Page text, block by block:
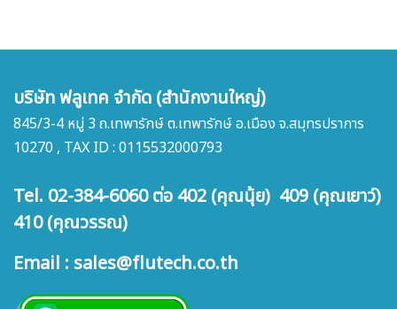
บริษัท ฟลูเทค จำกัด (สำนักงานใหญ่)
845/3-4 หมู่ 3 ถ.เทพารักษ์ ต.เทพารักษ์ อ.เมือง จ.สมุทรปราการ
10270 , TAX ID : 0115532000793
Tel. 02-384-6060 ต่อ 402 (คุณนุ้ย) 409 (คุณเยาว์)
410 (คุณวรรณ)
Email : sales@flutech.co.th